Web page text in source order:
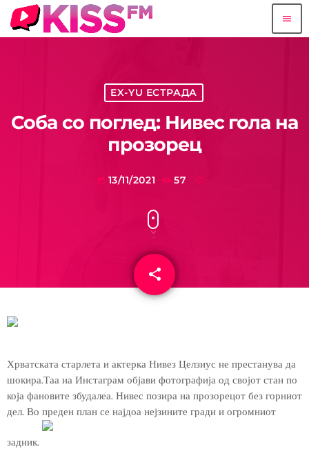
menu
EX-YU ЕСТРАДА
Соба со поглед: Нивес гола на
прозорец
today 13/11/2021 57
share
email
Хрватската старлета и актерка Нивез Целзиус не престанува да
шокира.Таа на Инстаграм објави фотографија од својот стан по
која фановите збудалеа. Нивес позира на прозорецот без горниот
дел. Во преден план се најдоа нејзините гради и огромниот
задник.